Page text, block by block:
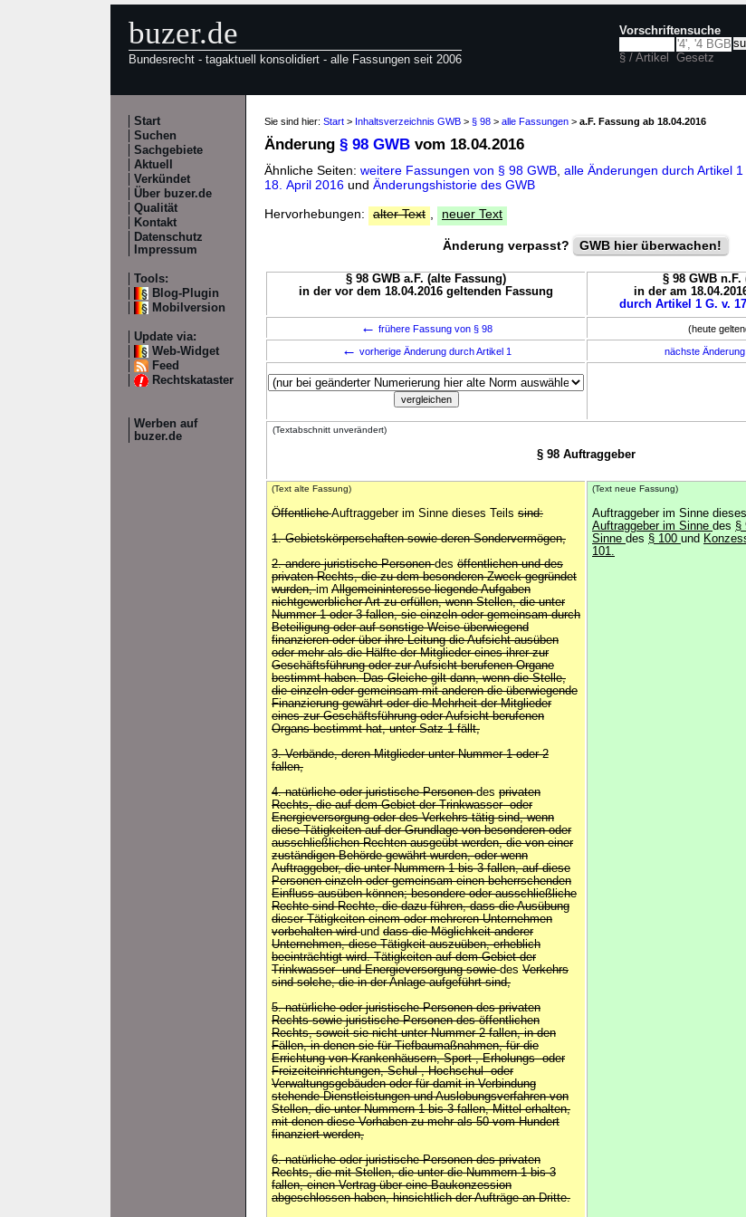
buzer.de
Bundesrecht - tagaktuell konsolidiert - alle Fassungen seit 2006
Vorschriftensuche
§ / Artikel Gesetz
Start
Suchen
Sachgebiete
Aktuell
Verkündet
Über buzer.de
Qualität
Kontakt
Datenschutz
Impressum
Tools:
Blog-Plugin
Mobilversion
Update via:
Web-Widget
Feed
Rechtskataster
Werben auf
buzer.de
Sie sind hier: Start > Inhaltsverzeichnis GWB > § 98 > alle Fassungen > a.F. Fassung ab 18.04.2016
Änderung § 98 GWB vom 18.04.2016
Ähnliche Seiten: weitere Fassungen von § 98 GWB alle Änderungen durch Artikel
18. April 2016 und Änderungshistorie des GWB
Hervorhebungen:
alter Text neuer Text
Änderung verpasst? GWB hier überwachen!
§ 98 GWB a.F. (alte Fassung)
in der vor dem 18.04.2016 geltenden Fassung
§ 98 GWB
in der am
durch Artikel 1 G. v.
← frühere Fassung von § 98 (heute
← vorherige Änderung durch Artikel 1 nächste
(Textabschnitt unverändert)
§ 98 Auftraggeber
(Text alte Fassung)
ÖffentlicheAuftraggeber im Sinne dieses Teils sind:
1. Gebietskörperschaften sowie deren Sondervermögen,
2. andere juristische Personendes öffentlichen und des
privaten Rechts, die zu dem besonderen Zweck gegründet
wurden,im Allgemeininteresse liegende Aufgaben
nichtgewerblicher Art zu erfüllen, wenn Stellen, die unter
Nummer 1 oder 3 fallen, sie einzeln oder gemeinsam durch
Beteiligung oder auf sonstige Weise überwiegend
finanzieren oder über ihre Leitung die Aufsicht ausüben
oder mehr als die Hälfte der Mitglieder eines ihrer zur
Geschäftsführung oder zur Aufsicht berufenen Organe
bestimmt haben. Das Gleiche gilt dann, wenn die Stelle,
die einzeln oder gemeinsam mit anderen die überwiegende
Finanzierung gewährt oder die Mehrheit der Mitglieder
eines zur Geschäftsführung oder Aufsicht berufenen
Organs bestimmt hat, unter Satz 1 fällt,
3. Verbände, deren Mitglieder unter Nummer 1 oder 2
fallen,
4. natürliche oder juristische Personendes privaten
Rechts, die auf dem Gebiet der Trinkwasser- oder
Energieversorgung oder des Verkehrs tätig sind, wenn
diese Tätigkeiten auf der Grundlage von besonderen oder
ausschließlichen Rechten ausgeübt werden, die von einer
zuständigen Behörde gewährt wurden, oder wenn
Auftraggeber, die unter Nummern 1 bis 3 fallen, auf diese
Personen einzeln oder gemeinsam einen beherrschenden
Einfluss ausüben können; besondere oder ausschließliche
Rechte sind Rechte, die dazu führen, dass die Ausübung
dieser Tätigkeiten einem oder mehreren Unternehmen
vorbehalten wirdund dass die Möglichkeit anderer
Unternehmen, diese Tätigkeit auszuüben, erheblich
beeinträchtigt wird. Tätigkeiten auf dem Gebiet der
Trinkwasser- und Energieversorgung sowiedes Verkehrs
sind solche, die in der Anlage aufgeführt sind,
5. natürliche oder juristische Personen des privaten
Rechts sowie juristische Personen des öffentlichen
Rechts, soweit sie nicht unter Nummer 2 fallen, in den
Fällen, in denen sie für Tiefbaumaßnahmen, für die
Errichtung von Krankenhäusern, Sport-, Erholungs- oder
Freizeiteinrichtungen, Schul-, Hochschul- oder
Verwaltungsgebäuden oder für damit in Verbindung
stehende Dienstleistungen und Auslobungsverfahren von
Stellen, die unter Nummern 1 bis 3 fallen, Mittel erhalten,
mit denen diese Vorhaben zu mehr als 50 vom Hundert
finanziert werden,
6. natürliche oder juristische Personen des privaten
Rechts, die mit Stellen, die unter die Nummern 1 bis 3
fallen, einen Vertrag über eine Baukonzession
abgeschlossen haben, hinsichtlich der Aufträge an Dritte.
(Text neue Fassung)
Auftraggeber im Sinne
Auftraggeber im Sinne des §
Sinne des § 100 und
101.